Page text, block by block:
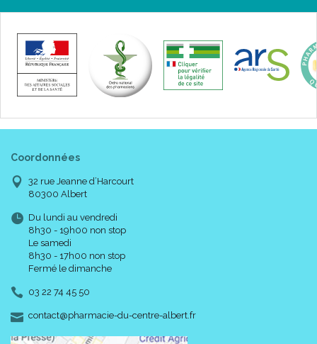
Coordonnées
32 rue Jeanne d’Harcourt
80300 Albert
Du lundi au vendredi
8h30 - 19h00 non stop
Le samedi
8h30 - 17h00 non stop
Fermé le dimanche
03 22 74 45 50
contact-
@-
pharmacie-du-centre-albert.fr